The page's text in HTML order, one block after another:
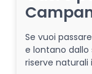
Se vuoi
e lontano dallo
riserve naturali